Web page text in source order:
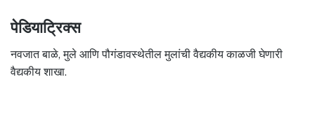
पेडियाट्रिक्स
नवजात बाळे, मुले आणि पौगंडावस्थेतील मुलांची वैद्यकीय काळजी घेणारी
वैद्यकीय शाखा.